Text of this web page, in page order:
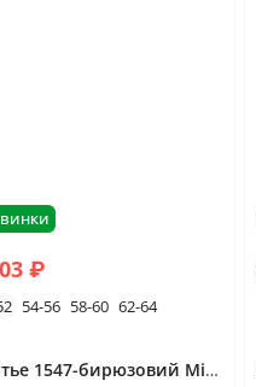
₽
54-56 58-60 62-64
Платье 1547-бирюзовий Minova